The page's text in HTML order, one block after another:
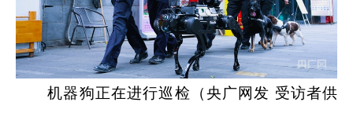
机器狗正在进行巡检（央广网发 受访者供